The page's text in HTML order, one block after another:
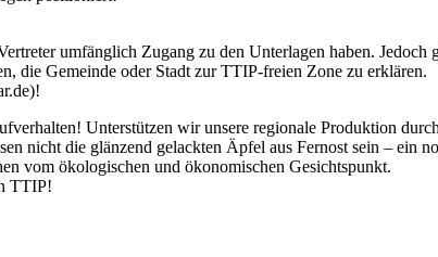
umfänglich Zugang zu den Unterlagen haben.
die Gemeinde oder Stadt zur TTIP-freien Zone zu erklären.
Unterstützen wir unsere regionale Produktion
nicht die glänzend gelackten Äpfel aus Fernost sein – ein
vom ökologischen und ökonomischen Gesichtspunkt.
TTIP!